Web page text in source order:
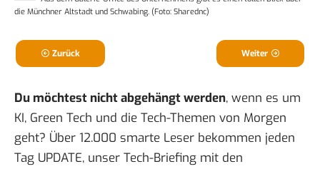
die Münchner Altstadt und Schwabing. (Foto: Sharednc)
Zurück Weiter
Du möchtest nicht abgehängt werden, wenn es um
KI, Green Tech und die Tech-Themen von Morgen
geht? Über 12.000 smarte Leser bekommen jeden
Tag UPDATE, unser Tech-Briefing mit den